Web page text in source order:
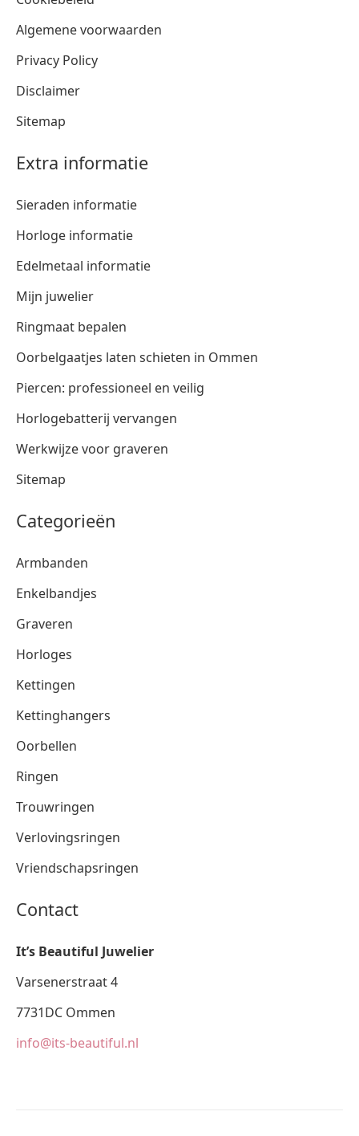
Algemene voorwaarden
Privacy Policy
Disclaimer
Sitemap
Extra informatie
Sieraden informatie
Horloge informatie
Edelmetaal informatie
Mijn juwelier
Ringmaat bepalen
Oorbelgaatjes laten schieten in Ommen
Piercen: professioneel en veilig
Horlogebatterij vervangen
Werkwijze voor graveren
Sitemap
Categorieën
Armbanden
Enkelbandjes
Graveren
Horloges
Kettingen
Kettinghangers
Oorbellen
Ringen
Trouwringen
Verlovingsringen
Vriendschapsringen
Contact
It’s Beautiful Juwelier
Varsenerstraat 4
7731DC Ommen
info@its-beautiful.nl